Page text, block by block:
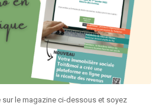
le magazine ci-dessous et soyez